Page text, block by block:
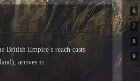
British Empire’s reach casts
arrives in
6
7
8
9